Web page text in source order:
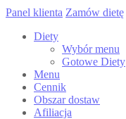
Panel klienta Zamów dietę
Diety
Wybór menu
Gotowe Diety
Menu
Cennik
Obszar dostaw
Afiliacja